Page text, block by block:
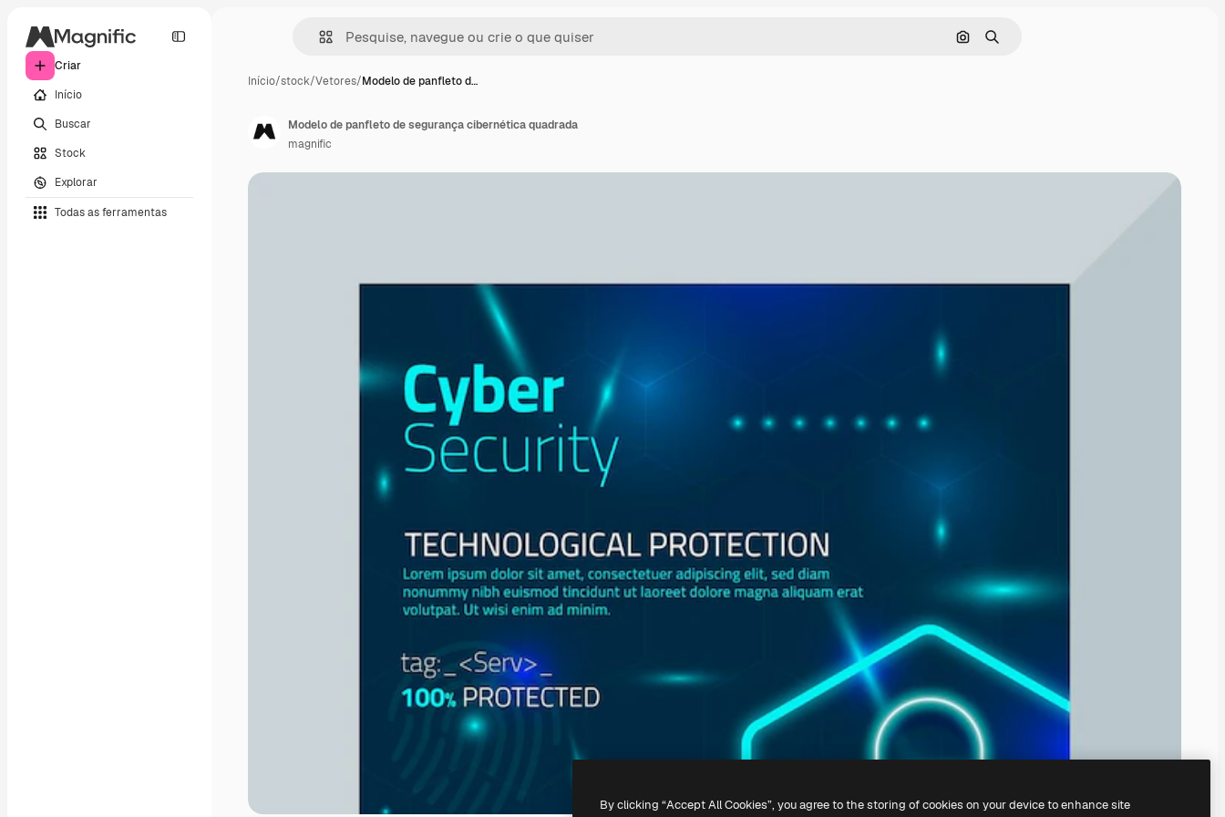
Criar
Início
Buscar
Stock
Explorar
Todas as ferramentas
Pesquisar por imagem
Buscar
Início/stock/Vetores/Modelo de panfleto d…
Modelo de panfleto de segurança cibernética quadrada
magnific
By clicking “Accept All Cookies”, you agree to the storing of cookies on your device to enhance site